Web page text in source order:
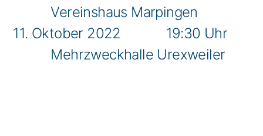
Vereinshaus Marpingen
11. Oktober 2022 19:30 Uhr
Mehrzweckhalle Urexweiler